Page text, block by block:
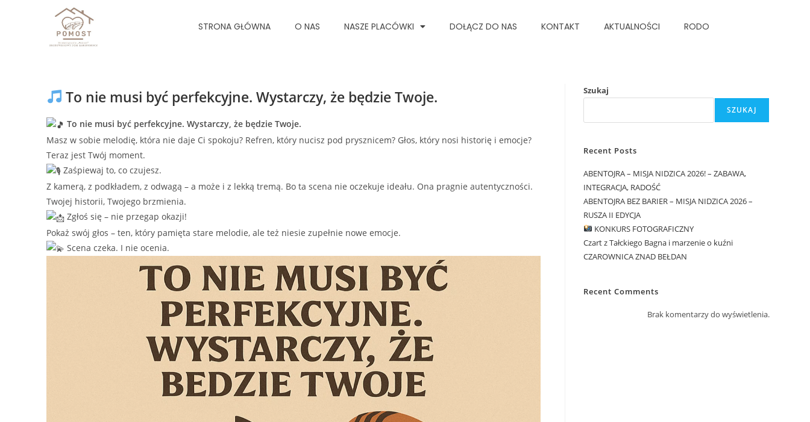
STRONA GŁÓWNA O NAS NASZE PLACÓWKI DOŁĄCZ DO NAS KONTAKT AKTUALNOŚCI RODO
To nie musi być perfekcyjne. Wystarczy, że będzie Twoje.
To nie musi być perfekcyjne. Wystarczy, że będzie Twoje.
Masz w sobie melodię, która nie daje Ci spokoju? Refren, który nucisz pod prysznicem? Głos, który nosi historię i emocje?
Teraz jest Twój moment.
Zaśpiewaj to, co czujesz.
Z kamerą, z podkładem, z odwagą – a może i z lekką tremą. Bo ta scena nie oczekuje ideału. Ona pragnie autentyczności.
Twojej historii, Twojego brzmienia.
Zgłoś się – nie przegap okazji!
Pokaż swój głos – ten, który pamięta stare melodie, ale też niesie zupełnie nowe emocje.
Scena czeka. I nie ocenia.
Odtwarzacz
video
Szukaj
SZUKAJ
Recent Posts
ABENTOJRA – MISJA NIDZICA 2026! – ZABAWA,
INTEGRACJA, RADOŚĆ
ABENTOJRA BEZ BARIER – MISJA NIDZICA 2026 –
RUSZA II EDYCJA
KONKURS FOTOGRAFICZNY
Czart z Tałckiego Bagna i marzenie o kuźni
CZAROWNICA ZNAD BEŁDAN
Recent Comments
Brak komentarzy do wyświetlenia.